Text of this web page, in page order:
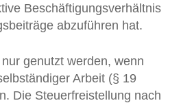
Beschäftigungsverhältnis
abzuführen hat.
genutzt werden, wenn
Arbeit (§ 19
Die Steuerfreistellung nach